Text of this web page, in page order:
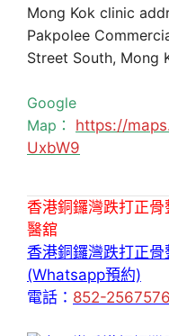
Mong Kok clinic
Pakpolee
Street South, Mong
Google
Map： https://
UxbW9
香港銅鑼灣跌打正
醫舘
香港銅鑼灣跌打正
(Whatsapp預約)
電話： 852-